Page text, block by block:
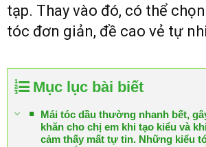
tạp. Thay vào đó, có thể
tóc đơn giản, đề cao vẻ tự
Mục lục bài biết
Mái tóc dầu thường nhanh bết,
khăn cho chị em khi tạo kiểu và
cảm thấy mất tự tin. Những kiểu